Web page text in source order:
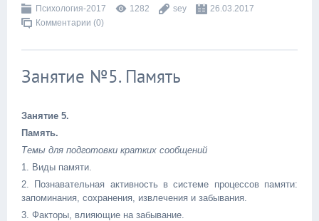
Психология-2017 1282 sey
26.03.2017
Комментарии (0)
Занятие №5. Память
Занятие 5.
Память.
Темы для подготовки кратких сообщений
1. Виды памяти.
2. Познавательная активность в системе процессов памяти:
запоминания, сохранения, извлечения и забывания.
3. Факторы, влияющие на забывание.